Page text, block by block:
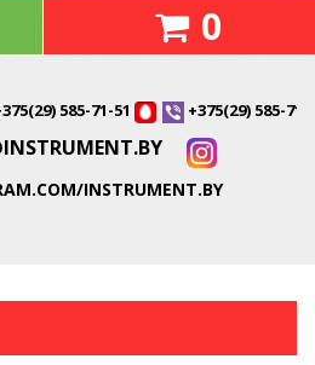
0
585-71-51 +375(29) 585-71-
INSTRUMENT.BY